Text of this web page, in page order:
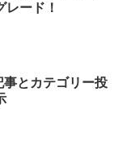
レード！
とカテゴリー投